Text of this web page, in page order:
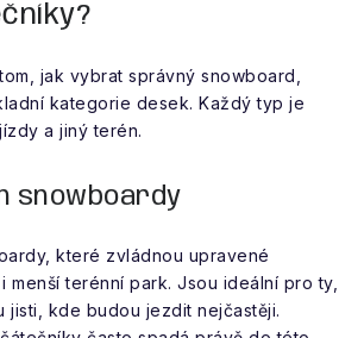
jak vybrat správný snowboard,
kategorie desek. Každý typ je
a jiný terén.
snowboardy
které zvládnou upravené
menší terénní park. Jsou ideální pro ty,
jisti, kde budou jezdit nejčastěji.